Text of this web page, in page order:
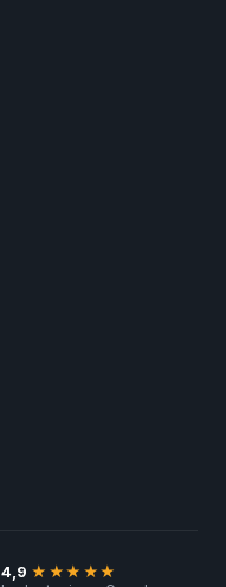
4,9 ★★★★★